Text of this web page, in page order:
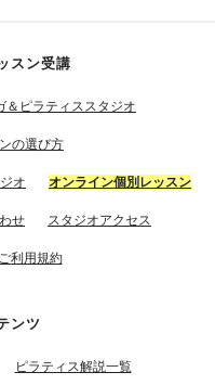
スン受講
ピラティススタジオ
の選び方
オ オンライン個別レッスン
せ スタジオアクセス
ご利用規約
ンツ
ピラティス解説一覧